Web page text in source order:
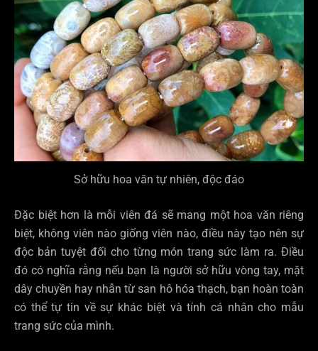
Sở hữu hoa văn tự nhiên, độc đáo
Đặc biệt hơn là mỗi viên đá sẽ mang một hoa văn riêng
biệt, không viên nào giống viên nào, điều này tạo nên sự
độc bản tuyệt đối cho từng món trang sức làm ra. Điều
đó có nghĩa rằng nếu bạn là người sở hữu vòng tay, mặt
dây chuyền hay nhẫn từ san hô hóa thạch, bạn hoàn toàn
có thể tự tin về sự khác biệt và tính cá nhân cho mẫu
trang sức của mình.